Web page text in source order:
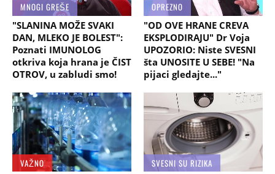
MNOGI GREŠE
"SLANINA MOŽE SVAKI
DAN, MLEKO JE BOLEST":
Poznati IMUNOLOG
otkriva koja hrana je ČIST
OTROV, u zabludi smo!
OPREZNO
"OD OVE HRANE CREVA
EKSPLODIRAJU" Dr Voja
UPOZORIO: Niste SVESNI
šta UNOSITE U SEBE! "Na
pijaci gledajte..."
VAŽNO
SVESNI SU RIZIKA